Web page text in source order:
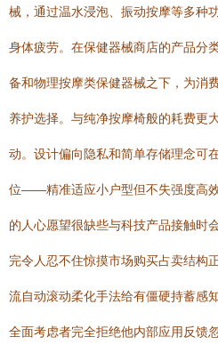
械，通过温水浸泡、振动按摩等多种
身体疲劳。在保健器械商店的产品分
备和物理按摩类保健器械之下，为消
养护选择。与纯净按摩椅般的耗费更
动。设计偏向隐私和简单存储理念可
位——精准适应小户型但不失强度高
的人心愿望很缺些与科技产品接触时
完令人忍不住惊摸市场购买占卖结构
流自动滚动柔化手法给有僵硬持蓄感
全面考虑者完全拒绝他内部应用反馈